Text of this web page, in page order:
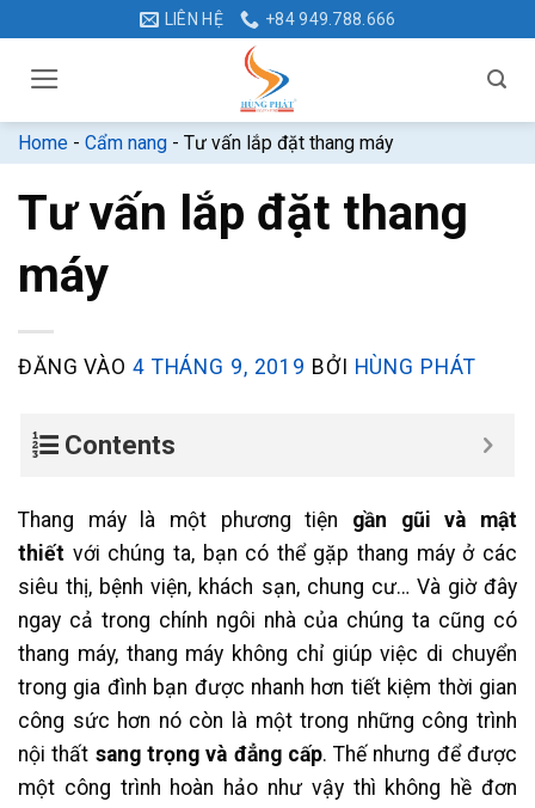
dung
LIÊN HỆ +84 949.788.666
Home - Cẩm nang - Tư vấn lắp đặt thang máy
Tư vấn lắp đặt thang
máy
ĐĂNG VÀO 4 THÁNG 9, 2019 BỞI HÙNG PHÁT
Contents
Thang máy là một phương tiện gần gũi và mật
thiết với chúng ta, bạn có thể gặp thang máy ở các
siêu thị, bệnh viện, khách sạn, chung cư… Và giờ đây
ngay cả trong chính ngôi nhà của chúng ta cũng có
thang máy, thang máy không chỉ giúp việc di chuyển
trong gia đình bạn được nhanh hơn tiết kiệm thời gian
công sức hơn nó còn là một trong những công trình
nội thất sang trọng và đẳng cấp. Thế nhưng để được
một công trình hoàn hảo như vậy thì không hề đơn